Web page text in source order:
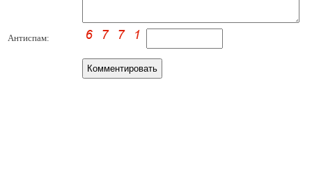
Антиспам: